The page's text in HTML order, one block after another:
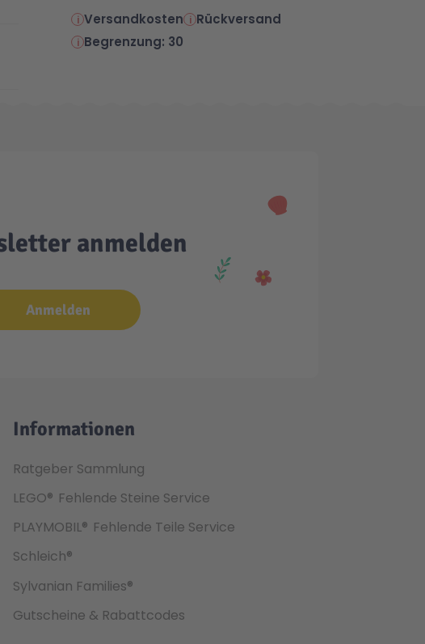
Versandkosten
Rückversand
Begrenzung: 30
anmelden
Anmelden
Informationen
Ratgeber Sammlung
LEGO® Fehlende Steine Service
PLAYMOBIL® Fehlende Teile Service
Schleich®
Sylvanian Families®
Gutscheine & Rabattcodes